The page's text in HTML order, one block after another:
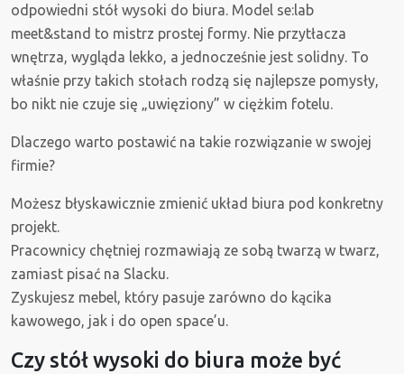
odpowiedni stół wysoki do biura. Model se:lab
meet&stand to mistrz prostej formy. Nie przytłacza
wnętrza, wygląda lekko, a jednocześnie jest solidny. To
właśnie przy takich stołach rodzą się najlepsze pomysły,
bo nikt nie czuje się „uwięziony” w ciężkim fotelu.
Dlaczego warto postawić na takie rozwiązanie w swojej
firmie?
Możesz błyskawicznie zmienić układ biura pod konkretny
projekt.
Pracownicy chętniej rozmawiają ze sobą twarzą w twarz,
zamiast pisać na Slacku.
Zyskujesz mebel, który pasuje zarówno do kącika
kawowego, jak i do open space’u.
Czy stół wysoki do biura może być